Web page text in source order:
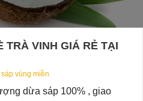
TRÀ VINH GIÁ RẺ TẠI
sáp vùng miền
dừa sáp 100% , giao